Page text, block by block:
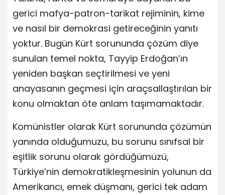
gerici mafya-patron-tarikat rejiminin, kime
ve nasıl bir demokrasi getireceğinin yanıtı
yoktur. Bugün Kürt sorununda çözüm diye
sunulan temel nokta, Tayyip Erdoğan’ın
yeniden başkan seçtirilmesi ve yeni
anayasanın geçmesi için araçsallaştırılan bir
konu olmaktan öte anlam taşımamaktadır.
Komünistler olarak Kürt sorununda çözümün
yanında olduğumuzu, bu sorunu sınıfsal bir
eşitlik sorunu olarak gördüğümüzü,
Türkiye’nin demokratikleşmesinin yolunun da
Amerikancı, emek düşmanı, gerici tek adam